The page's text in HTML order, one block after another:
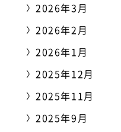
2026年3月
2026年2月
2026年1月
2025年12月
2025年11月
2025年9月